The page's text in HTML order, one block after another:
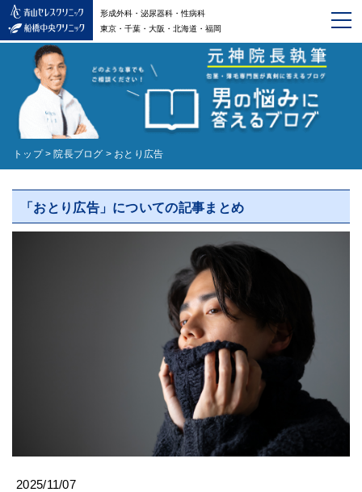
形成外科・泌尿器科・性病科
東京・千葉・大阪・北海道・福岡
トップ > 院長ブログ > おとり広告
「おとり広告」についての記事まとめ
2025/11/07